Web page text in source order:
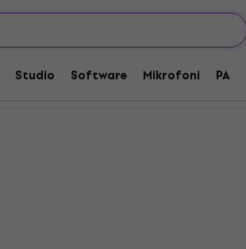
Studio Software Mikrofoni PA